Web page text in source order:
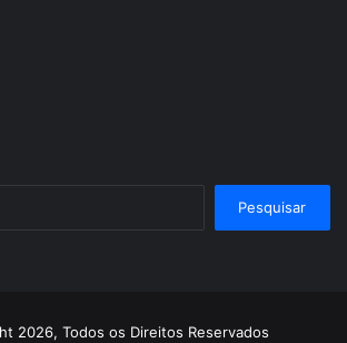
2026, Todos os Direitos Reservados